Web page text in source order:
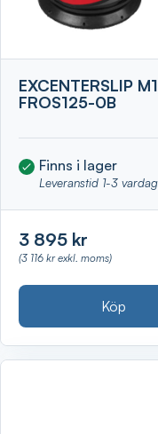
EXCENTERSLIP
FROS125-0B
Finns i lager
Leveranstid 1-3
3 895 kr
(3 116 kr exkl. moms)
Köp